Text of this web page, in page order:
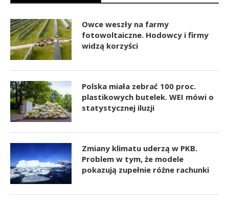
Owce weszły na farmy
fotowoltaiczne. Hodowcy i firmy
widzą korzyści
Polska miała zebrać 100 proc.
plastikowych butelek. WEI mówi o
statystycznej iluzji
Zmiany klimatu uderzą w PKB.
Problem w tym, że modele
pokazują zupełnie różne rachunki